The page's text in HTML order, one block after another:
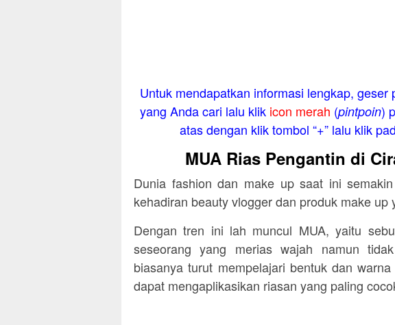
Untuk mendapatkan informasi lengkap,
yang Anda cari lalu klik icon merah (pintpoin)
atas dengan klik tombol “+” lalu klik
MUA Rias Pengantin di
Dunia fashion dan make up saat ini
kehadiran beauty vlogger dan produk make up
Dengan tren ini lah muncul MUA, yaitu
seseorang yang merias wajah namun
biasanya turut mempelajari bentuk dan
dapat mengaplikasikan riasan yang paling